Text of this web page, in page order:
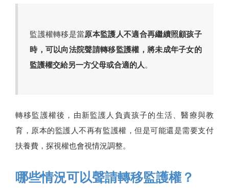
監護權轉移是當原本監護人不適合再繼續照顧孩子
時，可以向法院聲請轉移監護權，將未成年子女的
監護權交給另一方父母或合適的人 。
轉移監護權後，由新監護人負責孩子的生活、醫療與教
育，原本的監護人不再有監護權，但是可能還是需要支付
扶養費，探視權也會視情況調整。
哪些情況可以聲請轉移監護權？